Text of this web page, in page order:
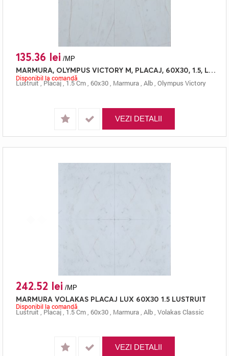
135.36 lei /MP
MARMURA, OLYMPUS VICTORY M, PLACAJ, 60X30, 1.5, LUSTRUIT
Lustruit,Placaj,1.5 Cm, 60x30, Marmura, Alb, Olympus Victory
Disponibil la comandă
VEZI DETALII
242.52 lei /MP
MARMURA VOLAKAS PLACAJ LUX 60X30 1.5 LUSTRUIT
Lustruit,Placaj,1.5 Cm 60x30 Marmura Alb Volakas Classic
Disponibil la comandă
VEZI DETALII